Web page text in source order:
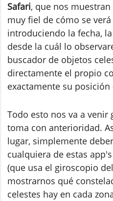
Safari, que nos
muy fiel de cómo se
introduciendo la fecha,
desde la cuál lo
buscador de objetos
directamente el propio
exactamente su
Todo esto nos va a
toma con anterioridad.
lugar, simplemente
cualquiera de estas
(que usa el giroscopio
mostrarnos qué
celestes hay en cada